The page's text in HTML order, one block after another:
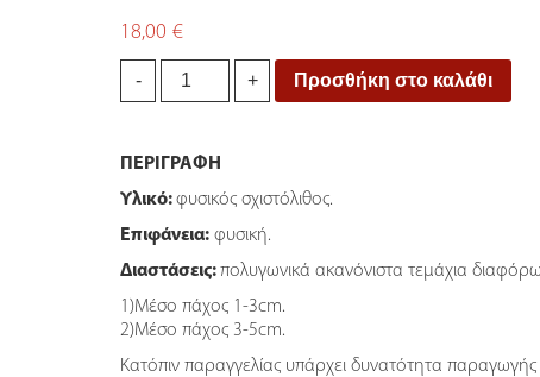
18,00 €
-
Πέτρες
+ Προσθήκη στο καλάθι
ΠΕΡΙΓΡΑΦΗ
Υλικό:φυσικός σχιστόλιθος.
Επιφάνεια: φυσική.
Διαστάσεις:πολυγωνικά ακανόνιστα τεμάχια
1)Μέσο πάχος 1-3cm.
2)Μέσο πάχος 3-5cm.
Κατόπιν παραγγελίας υπάρχει δυνατότητα